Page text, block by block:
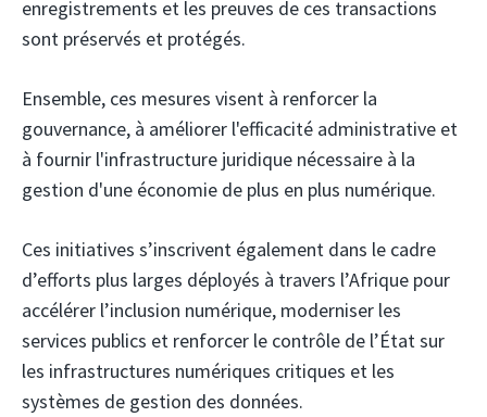
enregistrements et les preuves de ces transactions
sont préservés et protégés.
Ensemble, ces mesures visent à renforcer la
gouvernance, à améliorer l'efficacité administrative et
à fournir l'infrastructure juridique nécessaire à la
gestion d'une économie de plus en plus numérique.
Ces initiatives s’inscrivent également dans le cadre
d’efforts plus larges déployés à travers l’Afrique pour
accélérer l’inclusion numérique, moderniser les
services publics et renforcer le contrôle de l’État sur
les infrastructures numériques critiques et les
systèmes de gestion des données.